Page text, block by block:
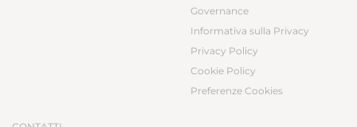
Governance
Informativa sulla Privacy
Privacy Policy
Cookie Policy
Preferenze Cookies